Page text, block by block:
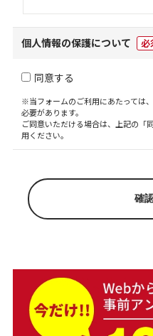
個人情報の保護について 必
同意する
※当フォームのご利用にあたっては
必要があります。
ご同意いただける場合は、上記の「
用ください。